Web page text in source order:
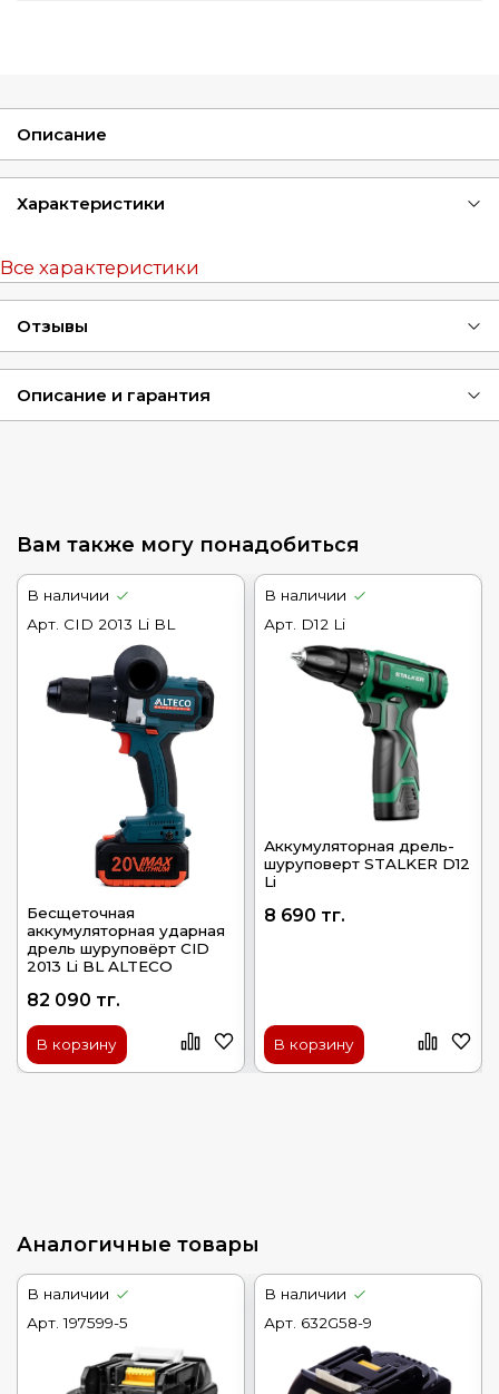
Описание
Характеристики
Все характеристики
Отзывы
Описание и гарантия
Вам также могу понадобиться
В наличии
Арт. CID 2013 Li BL
Бесщеточная
аккумуляторная ударная
дрель шуруповёрт CID
2013 Li BL ALTECO
82 090 тг.
В корзину
В наличии
Арт. D12 Li
Аккумуляторная дрель-
шуруповерт STALKER D12
Li
8 690 тг.
В корзину
Аналогичные товары
В наличии
Арт.197599-5
В наличии
Арт. 632G58-9